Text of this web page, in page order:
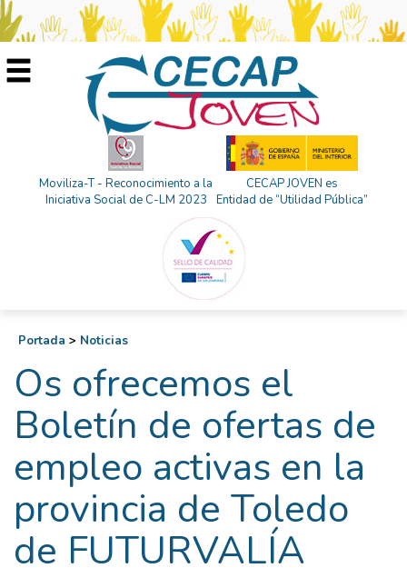
Moviliza-T - Reconocimiento a la
Iniciativa Social de C-LM 2023
CECAP JOVEN es
Entidad de “Utilidad Pública”
Portada > Noticias
Os ofrecemos el
Boletín de ofertas de
empleo activas en la
provincia de Toledo
de FUTURVALÍA